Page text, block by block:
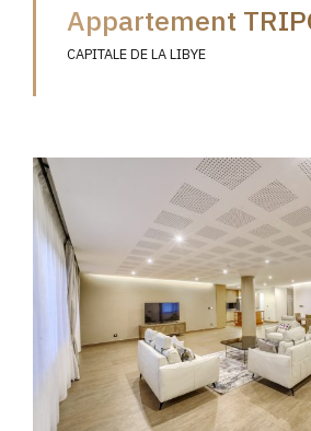
Appartement
CAPITALE DE LA LIBYE